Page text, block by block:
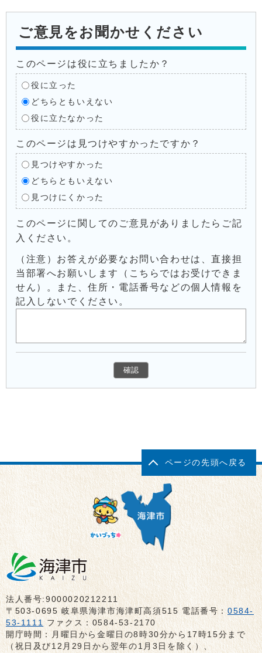
ご意見をお聞かせください
このページは役に立ちましたか？
役に立った
どちらともいえない
役に立たなかった
このページは見つけやすかったですか？
見つけやすかった
どちらともいえない
見つけにくかった
このページに関してのご意見がありましたらご記
入ください。
（注意）お答えが必要なお問い合わせは、直接担
当部署へお願いします（こちらではお受けできま
せん）。また、住所・電話番号などの個人情報を
記入しないでください。
ページの先頭へ戻る
法人番号:9000020212211
〒503-0695 岐阜県海津市海津町高須515 電話番号：0584-
53-1111 ファクス：0584-53-2170
開庁時間：月曜日から金曜日の8時30分から17時15分まで
（祝日及び12月29日から翌年の1月3日を除く）、